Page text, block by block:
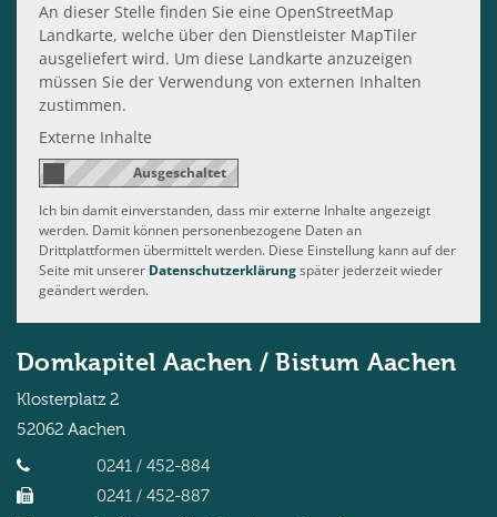
An dieser Stelle finden Sie eine OpenStreetMap
Landkarte, welche über den Dienstleister MapTiler
ausgeliefert wird. Um diese Landkarte anzuzeigen
müssen Sie der Verwendung von externen Inhalten
zustimmen.
Externe Inhalte
Ich bin damit einverstanden, dass mir externe Inhalte angezeigt
werden. Damit können personenbezogene Daten an
Drittplattformen übermittelt werden. Diese Einstellung kann auf der
Seite mit unserer Datenschutzerklärungspäter jederzeit wieder
geändert werden.
Domkapitel Aachen / Bistum Aachen
Klosterplatz 2
52062 Aachen
0241 / 452-884
0241 / 452-887